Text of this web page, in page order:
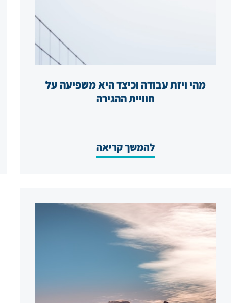
מהי ויזת עבודה וכיצד היא משפיעה על
חוויית ההגירה
להמשך קריאה